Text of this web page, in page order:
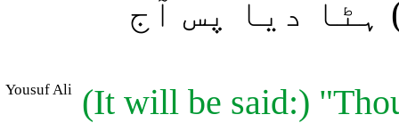
ہٹا دیا پس آج
Yousuf Ali
(It will be said:)